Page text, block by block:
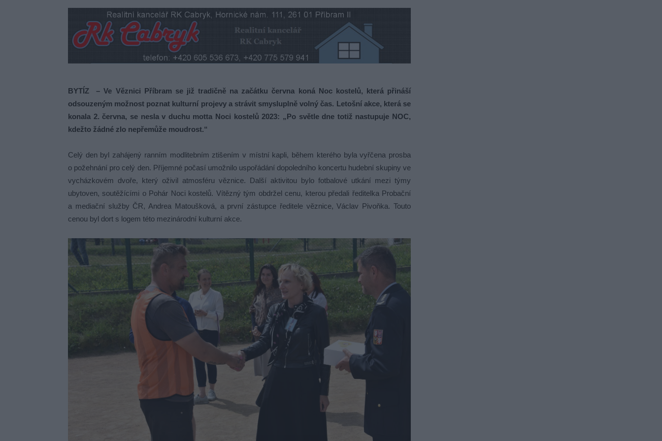
BYTÍZ – Ve Věznici Příbram se již tradičně na začátku června koná Noc kostelů, která přináší
odsouzeným možnost poznat kulturní projevy a strávit smysluplně volný čas. Letošní akce, která se
konala 2. června, se nesla v duchu motta Noci kostelů 2023: „Po světle dne totiž nastupuje NOC,
kdežto žádné zlo nepřemůže moudrost.“
Celý den byl zahájený ranním modlitebním ztišením v místní kapli, během kterého byla vyřčena prosba
o požehnání pro celý den. Příjemné počasí umožnilo uspořádání dopoledního koncertu hudební skupiny ve
vycházkovém dvoře, který oživil atmosféru věznice. Další aktivitou bylo fotbalové utkání mezi týmy
ubytoven, soutěžícími o Pohár Noci kostelů. Vítězný tým obdržel cenu, kterou předali ředitelka Probační
a mediační služby ČR, Andrea Matoušková, a první zástupce ředitele věznice, Václav Pivoňka. Touto
cenou byl dort s logem této mezinárodní kulturní akce.